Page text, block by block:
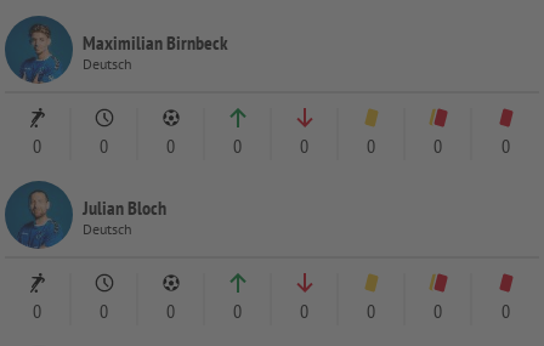
Maximilian Birnbeck
Deutsch
0 0 0 0 0 0 0 0
Julian Bloch
Deutsch
0 0 0 0 0 0 0 0